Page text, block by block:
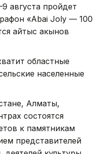
августа пройдет
«Abai Joly — 100
айтыс акынов
областные
населенные
Алматы,
состоятся
к памятникам
представителей